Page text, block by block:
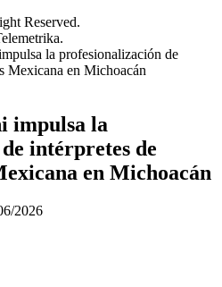
Reserved.
la profesionalización de
Mexicana en Michoacán
impulsa la
intérpretes de
en Michoacán
2026